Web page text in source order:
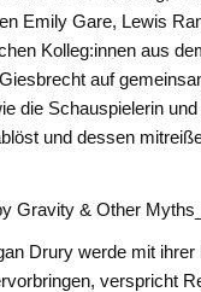
Emily Gare, Lewis
Kolleg:innen aus
auf
die Schauspielerin
und dessen
Gravity & Other
Drury werde mit
verspricht